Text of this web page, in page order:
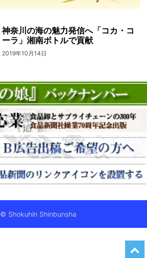
神奈川の海の魅力発信へ「コカ・コ
ーラ」湘南ボトルで貢献
2019年10月14日
© Shokuhin Shinbunsha